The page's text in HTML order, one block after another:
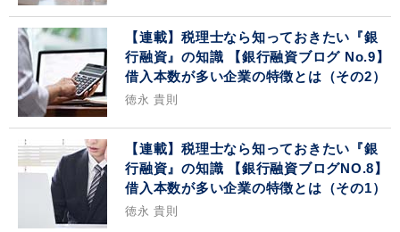
【連載】税理士なら知っておきたい『銀
行融資』の知識 【銀行融資ブログ No.9】
借入本数が多い企業の特徴とは（その2）
徳永 貴則
【連載】税理士なら知っておきたい『銀
行融資』の知識 【銀行融資ブログNO.8】
借入本数が多い企業の特徴とは（その1）
徳永 貴則